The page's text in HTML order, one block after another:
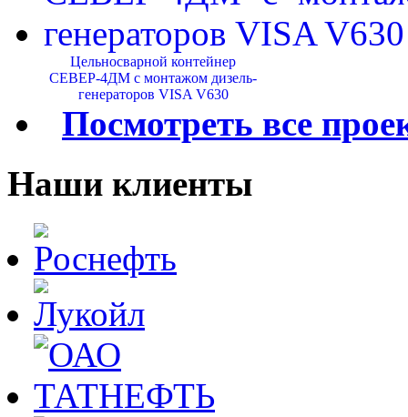
Цельносварной контейнер
СЕВЕР-4ДМ с монтажом дизель-
генераторов VISA V630
Посмотреть все
Наши клиенты